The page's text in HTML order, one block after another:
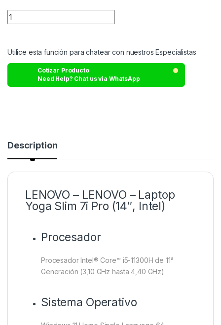
Utilice esta función para chatear con nuestros Especialistas
Cotizar Producto
Need Help? Chat us via WhatsApp
Description
LENOVO – LENOVO – Laptop
Yoga Slim 7i Pro (14″, Intel)
Procesador
Procesador Intel® Core™ i5-11300H de 11ᵃ
Generación (3,10 GHz hasta 4,40 GHz)
Sistema Operativo